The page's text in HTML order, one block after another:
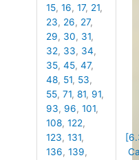
15,16,17, 21,
23, 26, 27,
29, 30, 31,
32, 33, 34,
35,45,47,
48, 51, 53,
55,71,81, 91,
93, 96,101,
108,122,
123,131,
136,139,